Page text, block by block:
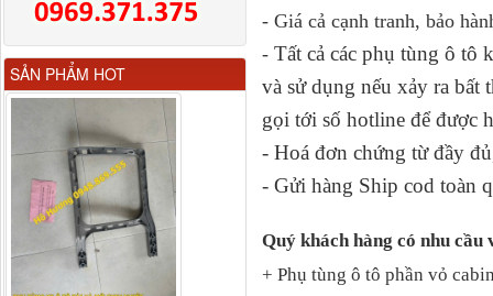
- Giá cả cạnh tranh, bảo
- Tất cả các phụ tùng ô tô
và sử dụng nếu xảy ra
gọi tới số hotline để được
- Hoá đơn chứng từ đầy
- Gửi hàng Ship cod toàn
Quý khách hàng có nhu cầu
+ Phụ tùng ô tô phần vỏ
SẢN PHẨM HOT
Gương chiếu hậu FAW
JH6 có sấy...